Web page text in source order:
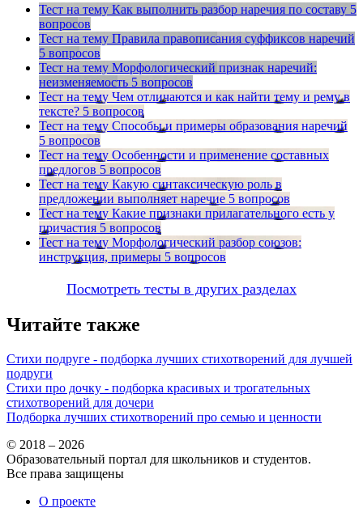
Тест на тему Как выполнить разбор наречия по составу 5
вопросов
Тест на тему Правила правописания суффиксов наречий
5 вопросов
Тест на тему Морфологический признак наречий:
неизменяемость 5 вопросов
Тест на тему Чем отличаются и как найти тему и рему в
тексте? 5 вопросов
Тест на тему Способы и примеры образования наречий
5 вопросов
Тест на тему Особенности и применение составных
предлогов 5 вопросов
Тест на тему Какую синтаксическую роль в
предложении выполняет наречие 5 вопросов
Тест на тему Какие признаки прилагательного есть у
причастия 5 вопросов
Тест на тему Морфологический разбор союзов:
инструкция, примеры 5 вопросов
Посмотреть тесты в других разделах
Читайте также
Стихи подруге - подборка лучших стихотворений для лучшей
подруги
Стихи про дочку - подборка красивых и трогательных
стихотворений для дочери
Подборка лучших стихотворений про семью и ценности
© 2018 – 2026
Образовательный портал для школьников и студентов.
Все права защищены
О проекте